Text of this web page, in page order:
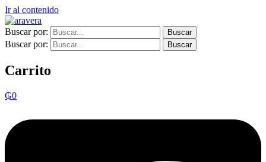
Ir al contenido
Buscar por:
Buscar por:
Carrito
₲0